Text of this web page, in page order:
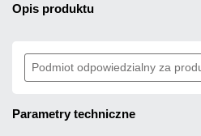
opis produktu
Podmiot odpowiedzialny za
parametry techniczne